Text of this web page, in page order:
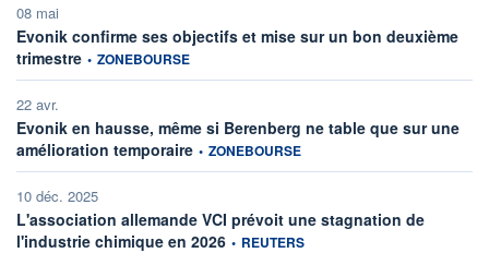
08 mai
Evonik confirme ses objectifs et mise sur un bon deuxième
trimestre information fournie par
• ZONEBOURSE
22 avr.
Evonik en hausse, même si Berenberg ne table que sur une
amélioration temporaire information fournie par
• ZONEBOURSE
10 déc. 2025
L'association allemande VCI prévoit une stagnation de
l'industrie chimique en 2026 information fournie par
• REUTERS